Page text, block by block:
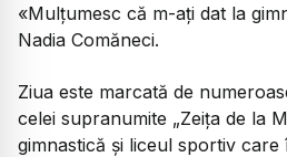
«Mulțumesc că m-ați dat la
Nadia Comăneci.
Ziua este marcată de
celei supranumite „Zeița de la
gimnastică și liceul sportiv